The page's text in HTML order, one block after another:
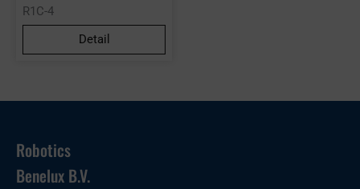
R1C-4
Detail
Robotics
Benelux B.V.